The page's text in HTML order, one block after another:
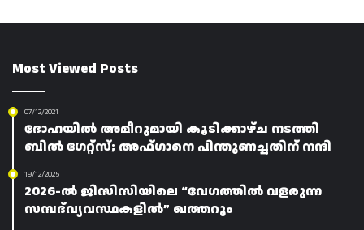
Most Viewed Posts
07/12/2021
ദോഹയിൽ അമീറുമായി കൂടിക്കാഴ്ച നടത്തി
ബിൽ ഗേറ്റ്‌സ്; അഫ്ഗാനെ പിന്തുണച്ചതിന് നന്ദി
19/12/2025
2026-ൽ ജിസിസിയിലെ “വേഗത്തിൽ വളരുന്ന
സമ്പദ്‌വ്യവസ്ഥകളിൽ” ഖത്തറും